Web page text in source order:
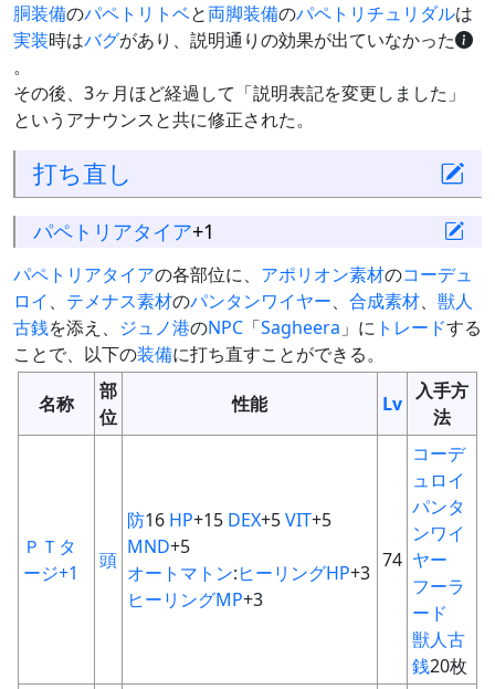
胴装備のパペトリトベと両脚装備のパペトリチュリダルは
実装時はバグがあり、説明通りの効果が出ていなかった
。
その後、3ヶ月ほど経過して「説明表記を変更しました」
というアナウンスと共に修正された。
打ち直し
パペトリアタイア+1
パペトリアタイアの各部位に、 アポリオン素材のコーデュ
ロイ 、 テメナス素材のパンタンワイヤー、 合成素材、 獣人
古銭を添え、 ジュノ港のNPC 「Sagheera 」に トレードする
ことで、以下の装備に打ち直すことができる。
名称
部
位
性能 Lv
入手方
法
ＰＴタ
ージ+1
頭
防16 HP+15 DEX+5VIT+5
MND+5
オートマトン:ヒーリングHP+3
ヒーリングMP+3
74
コーデ
ュロイ
パンタ
ンワイ
ヤー
フーラ
ード
獣人古
銭20枚